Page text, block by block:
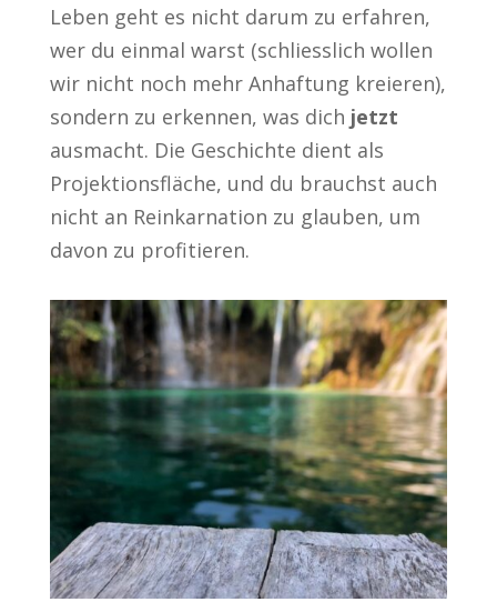
Leben geht es nicht darum zu erfahren,
wer du einmal warst (schliesslich wollen
wir nicht noch mehr Anhaftung kreieren),
sondern zu erkennen, was dich jetzt
ausmacht. Die Geschichte dient als
Projektionsfläche, und du brauchst auch
nicht an Reinkarnation zu glauben, um
davon zu profitieren.